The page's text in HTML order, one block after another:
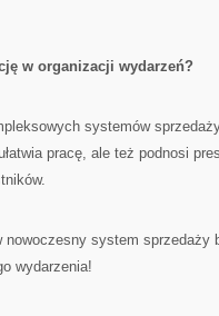
w organizacji wydarzeń?
systemów
pracę, ale też podnosi
system sprzedaży
wydarzenia!